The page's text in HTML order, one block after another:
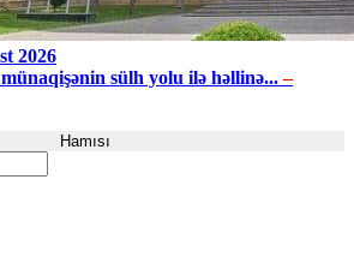
2026
sülh yolu ilə həllinə...–
Hamısı